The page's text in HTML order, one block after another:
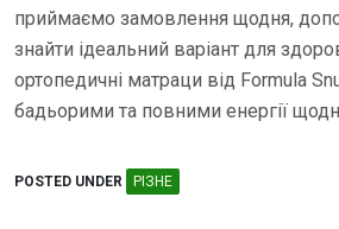
приймаємо замовлення щодня,
знайти ідеальний варіант для
ортопедичні матраци від Formula
бадьорими та повними енергії
POSTED UNDER РІЗНЕ